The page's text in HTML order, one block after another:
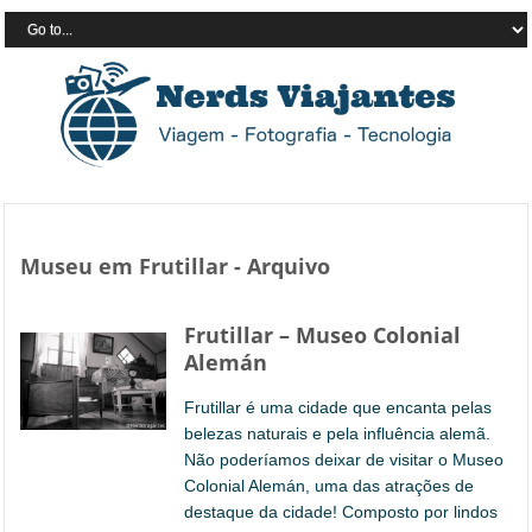
Museu em Frutillar - Arquivo
Frutillar – Museo Colonial
Alemán
Frutillar é uma cidade que encanta pelas
belezas naturais e pela influência alemã.
Não poderíamos deixar de visitar o Museo
Colonial Alemán, uma das atrações de
destaque da cidade! Composto por lindos